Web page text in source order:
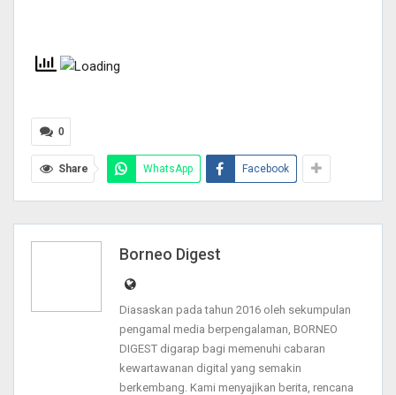
0
Share WhatsApp Facebook
Borneo Digest
Diasaskan pada tahun 2016 oleh sekumpulan
pengamal media berpengalaman, BORNEO
DIGEST digarap bagi memenuhi cabaran
kewartawanan digital yang semakin
berkembang. Kami menyajikan berita, rencana